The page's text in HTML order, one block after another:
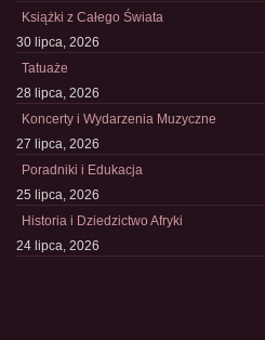
Książki z Całego Świata
30 lipca, 2026
Tatuaże
28 lipca, 2026
Koncerty i Wydarzenia Muzyczne
27 lipca, 2026
Poradniki i Edukacja
25 lipca, 2026
Historia i Dziedzictwo Afryki
24 lipca, 2026